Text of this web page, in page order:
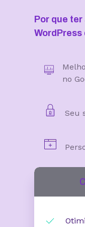
Por que
no
Seu